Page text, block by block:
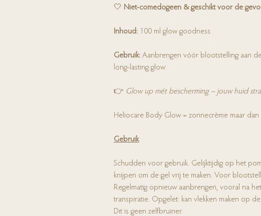
🤍 Niet-comedogeen & geschikt voor de
Inhoud: 100 ml glow goodness
Gebruik: Aanbrengen vóór blootstelling aan
long-lasting glow
👉 Glow up mét bescherming – jouw huid
Heliocare Body Glow = zonnecrème maar
Gebruik
Schudden voor gebruik. Gelijktijdig op het
knijpen om de gel vrij te maken. Voor
Regelmatig opnieuw aanbrengen, vooral na
transpiratie. Opgelet: kan vlekken maken op
Dit is geen zelfbruiner.